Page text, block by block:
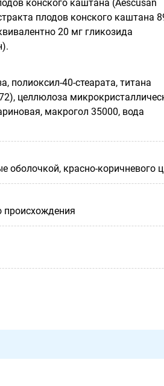
конского каштана (Aescusan
плодов конского каштана
20 мг гликозида
полиоксил-40-стеарата, титана
целлюлоза
макрогол 35000, вода
красно-коричневого
происхождения